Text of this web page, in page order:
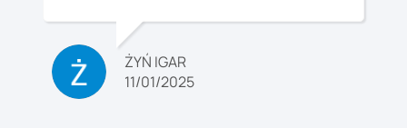
w tandemie robiłem skok Artur "Carlos"
Karwowski, bardzo pozytywny i miły
człowiek.
Za jakiś czas przyjadę jeszcze raz, i nie
ŻYŃ IGAR
11/01/2025